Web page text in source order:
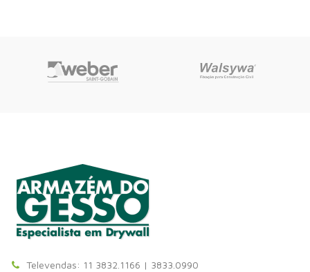
Televendas: 11 3832.1166 | 3833.0990